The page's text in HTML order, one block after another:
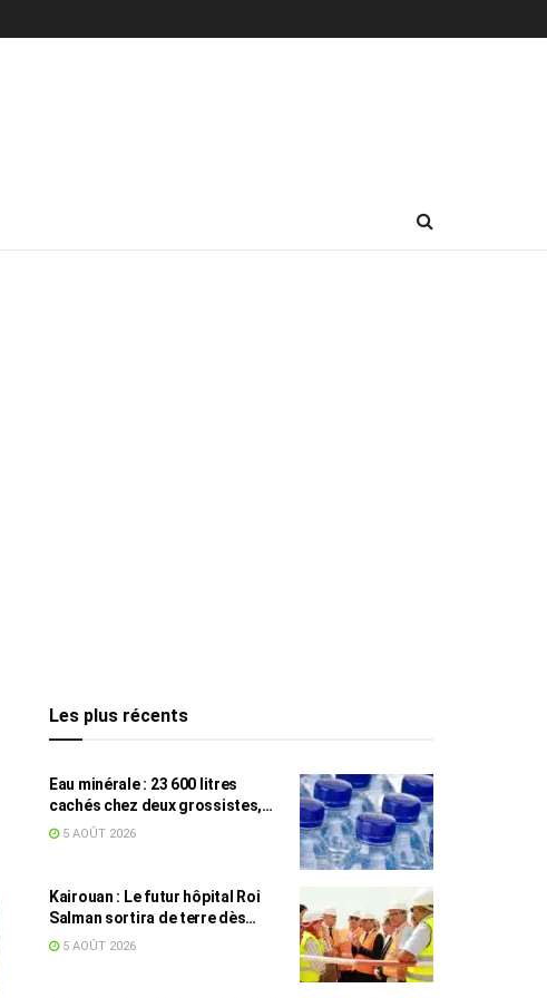
Les plus récents
Eau minérale : 23 600 litres
cachés chez deux grossistes,
les tensions persistent
5 AOÛT 2026
Kairouan : Le futur hôpital Roi
Salman sortira de terre dès
septembre
5 AOÛT 2026